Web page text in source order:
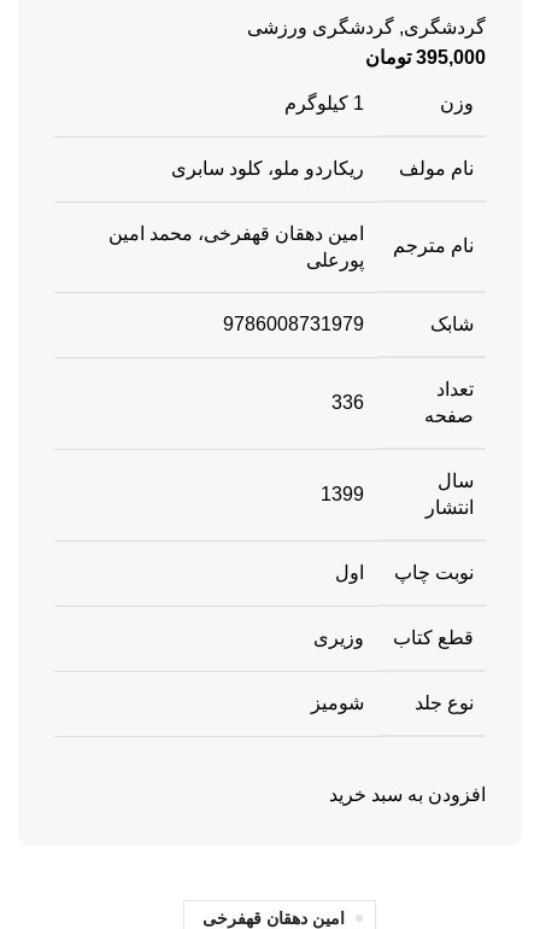
گردشگری, گردشگری ورزشی
395,000 تومان
وزن 1 کیلوگرم
نام مولف ریکاردو ملو، کلود سابری
نام مترجم
امین دهقان قهفرخی، محمد امین
پورعلی
شابک 9786008731979
تعداد
صفحه
336
سال
انتشار
1399
نوبت چاپ اول
قطع کتاب وزیری
نوع جلد شومیز
افزودن به سبد خرید
امين دهقان قهفرخی